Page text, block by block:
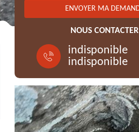
NOUS CONTACTER
indisponible
indisponible